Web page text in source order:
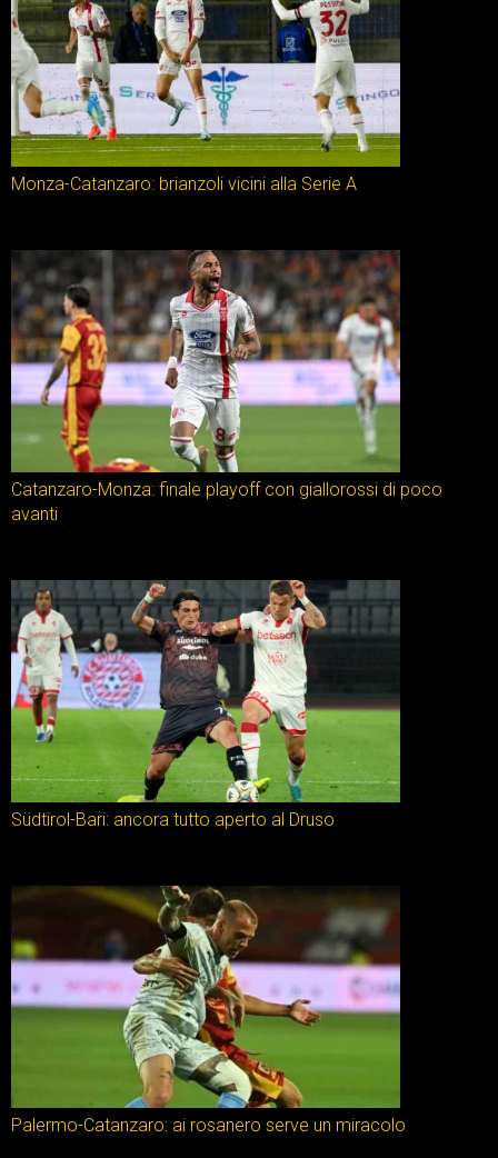
Monza-Catanzaro: brianzoli vicini alla Serie A
Catanzaro-Monza: finale playoff con giallorossi di poco
avanti
Südtirol-Bari: ancora tutto aperto al Druso
Palermo-Catanzaro: ai rosanero serve un miracolo